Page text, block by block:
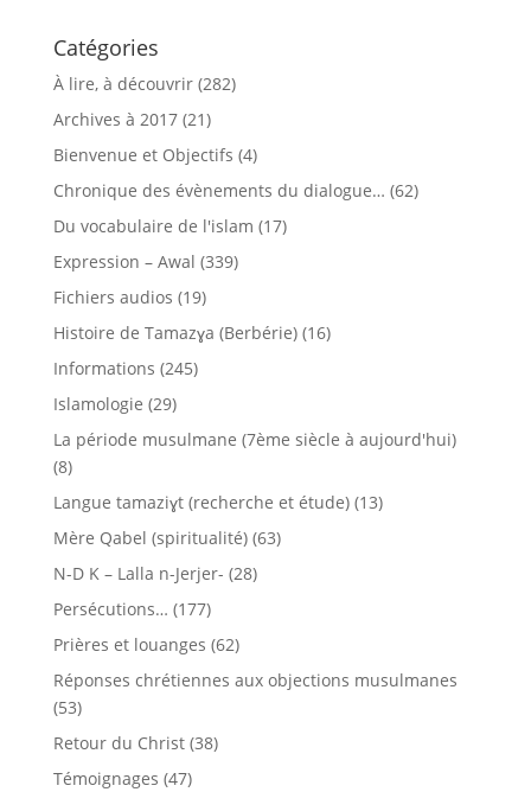
Catégories
À lire, à découvrir(282)
Archives à 2017(21)
Bienvenue et Objectifs (4)
Chronique des évènements du dialogue… (62)
Du vocabulaire de l'islam (17)
Expression – Awal (339)
Fichiers audios (19)
Histoire de Tamazɣa (Berbérie)(16)
Informations (245)
Islamologie (29)
La période musulmane (7ème siècle à aujourd'hui)
(8)
Langue tamaziɣt (recherche et étude)(13)
Mère Qabel (spiritualité)(63)
N-D K – Lalla n-Jerjer- (28)
Persécutions… (177)
Prières et louanges (62)
Réponses chrétiennes aux objections musulmanes
(53)
Retour du Christ(38)
Témoignages (47)